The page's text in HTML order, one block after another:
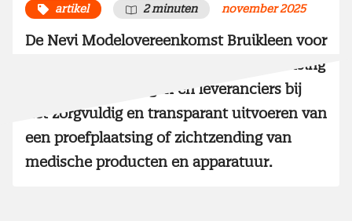
artikel 2 minuten november 2025
De Nevi Modelovereenkomst Bruikleen voor
Medische Zicht- of Proefzending/-plaatsing
helpt zorginstellingen en leveranciers bij
het zorgvuldig en transparant uitvoeren van
een proefplaatsing of zichtzending van
medische producten en apparatuur.